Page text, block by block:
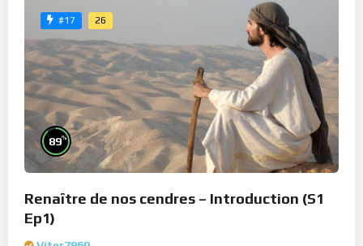
#17 26
89%
Renaître de nos cendres – Introduction (S1
Ep1)